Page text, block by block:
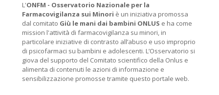
L'ONFM - Osservatorio Nazionale per la
Farmacovigilanza sui Minori è un iniziativa promossa
dal comitato Giù le mani dai bambini ONLUS e ha come
mission l'attività di farmacovigilanza su minori, in
particolare iniziative di contrasto all’abuso e uso improprio
di psicofarmaci su bambini e adolescenti. L’Osservatorio si
giova del supporto del Comitato scientifico della Onlus e
alimenta di contenuti le azioni di informazione e
sensibilizzazione promosse tramite questo portale web.